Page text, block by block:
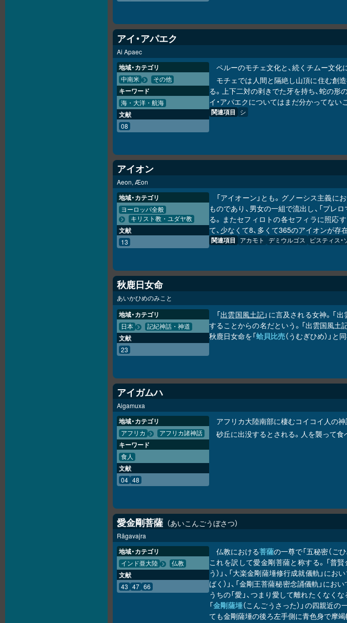
アイ・アパエク
Ai Apaec
ペルーのモチェ文化と、続くチムー文化
モチェでは人間と隔絶し山頂に住む創
る。上下二対の剥きでた牙を持ち、蛇の
イ・アパエクについてはまだ分かってない
関連項目 シ
地域・カテゴリ
中南米 その他
キーワード
海・大洋・航海
文献
08
アイオン
Aeon, Æon
「アイオーン」とも。グノーシス主義
ものであり、男女の一組で流出し、「プレ
る。またセフィロトの各セフィラに照応
て、少なくて8、多くて365のアイオンが存
関連項目 アカモト デミウルゴス ピスティス・
地域・カテゴリ
ヨーロッパ全般
キリスト教・ユダヤ教
文献
13
秋鹿日女命
あいかひめのみこと
「出雲国風土記」に言及される女神。「
することからの名だという。「出雲国風土
秋鹿日女命を「蛤貝比売（うむぎひめ）」と
地域・カテゴリ
日本 記紀神話・神道
文献
23
アイガムハ
Aigamuxa
アフリカ大陸南部に棲むコイコイ人の神
砂丘に出没するとされる。人を襲って
地域・カテゴリ
アフリカ アフリカ諸神話
キーワード
食人
文献
04 48
愛金剛菩薩 あいこんごうぼさつ
Rāgavajra
仏教における菩薩の一尊で「五秘密（ご
これを訳して愛金剛菩薩と称する。「普
う）」、「大楽金剛薩埵修行成就儀軌」に
ばく）」、「金剛王菩薩秘密念誦儀軌」にお
うちの「愛」、つまり愛して離れたくなく
「金剛薩埵（こんごうさった）」の四親近
ても金剛薩埵の後ろ左手側に青色身で摩竭
地域・カテゴリ
インド亜大陸 仏教
文献
43 47 66